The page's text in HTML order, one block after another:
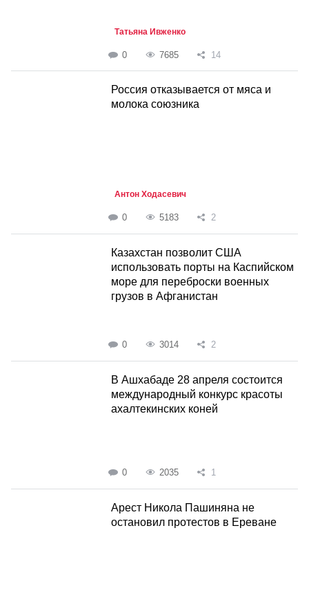
Татьяна Ивженко
0 7685 14
Россия отказывается от мяса и
молока союзника
Антон Ходасевич
0 5183 2
Казахстан позволит США
использовать порты на Каспийском
море для переброски военных
грузов в Афганистан
0 3014 2
В Ашхабаде 28 апреля состоится
международный конкурс красоты
ахалтекинских коней
0 2035 1
Арест Никола Пашиняна не
остановил протестов в Ереване